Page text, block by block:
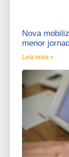
Nova
menor
Leia mais »